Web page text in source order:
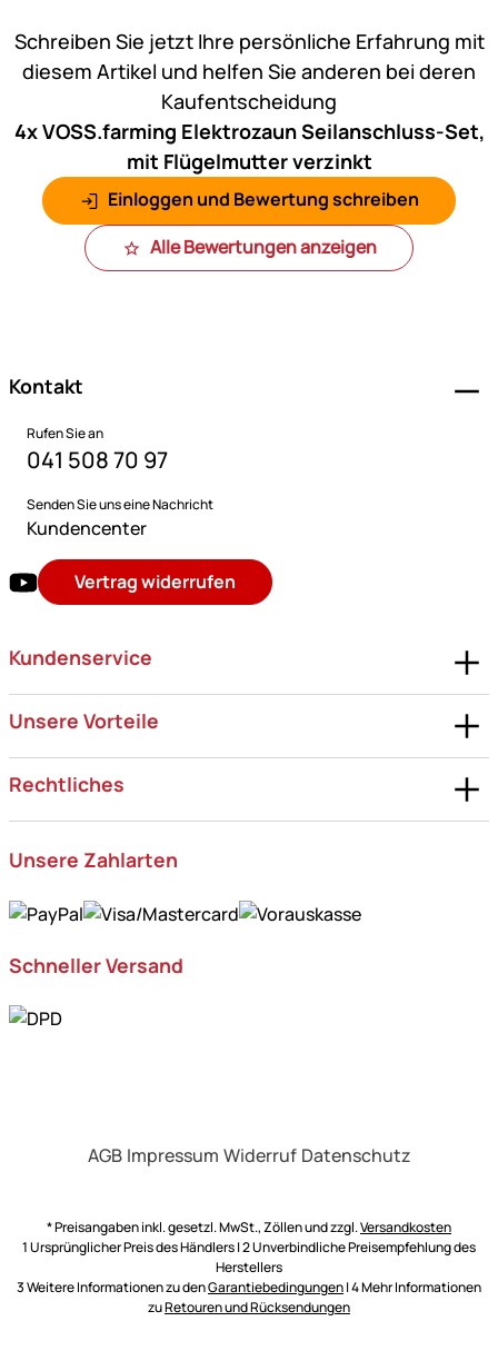
Schreiben Sie jetzt Ihre persönliche Erfahrung mit
diesem Artikel und helfen Sie anderen bei deren
Kaufentscheidung
4x VOSS.farming Elektrozaun Seilanschluss-Set,
mit Flügelmutter verzinkt
Einloggen und Bewertung schreiben
Alle Bewertungen anzeigen
Kontakt
Rufen Sie an
041 508 70 97
Senden Sie uns eine Nachricht
Kundencenter
Vertrag widerrufen
Kundenservice
Unsere Vorteile
Rechtliches
Unsere Zahlarten
Schneller Versand
AGB Impressum Widerruf Datenschutz
* Preisangaben inkl. gesetzl. MwSt., Zöllen und zzgl.Versandkosten
1 Ursprünglicher Preis des Händlers | 2 Unverbindliche Preisempfehlung des
Herstellers
3 Weitere Informationen zu denGarantiebedingungen| 4 Mehr Informationen
zuRetouren und Rücksendungen